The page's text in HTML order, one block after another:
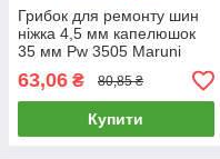
Грибок для ремонту шин
ніжка 4,5 мм капелюшок
35 мм Pw 3505 Maruni
Японія
63,06 ₴ 80,85 ₴
Купити